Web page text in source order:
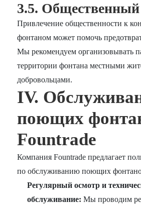
3.5.
Привлечение общественности к
фонтаном может помочь
Мы рекомендуем организовывать
территории фонтана местными
добровольцами.
IV.
поющих
Fountrade
Компания Fountrade предлагает
по обслуживанию поющих
Регулярный осмотр и
обслуживание: Мы проводим